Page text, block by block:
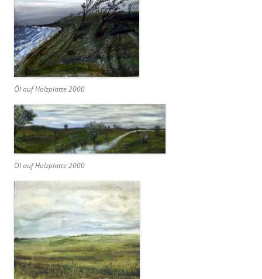
Öl auf Holzplatte 2000
Öl auf Holzplatte 2000